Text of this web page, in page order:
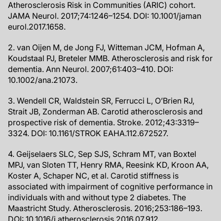
Atherosclerosis Risk in Communities (ARIC) cohort.
JAMA Neurol. 2017;74:1246–1254. DOI: 10.1001/jaman
eurol.2017.1658.
2. van Oijen M, de Jong FJ, Witteman JCM, Hofman A,
Koudstaal PJ, Breteler MMB. Atherosclerosis and risk for
dementia. Ann Neurol. 2007;61:403–410. DOI:
10.1002/ana.21073.
3. Wendell CR, Waldstein SR, Ferrucci L, O’Brien RJ,
Strait JB, Zonderman AB. Carotid atherosclerosis and
prospective risk of dementia. Stroke. 2012;43:3319–
3324. DOI: 10.1161/STROK EAHA.112.672527.
4. Geijselaers SLC, Sep SJS, Schram MT, van Boxtel
MPJ, van Sloten TT, Henry RMA, Reesink KD, Kroon AA,
Koster A, Schaper NC, et al. Carotid stiffness is
associated with impairment of cognitive performance in
individuals with and without type 2 diabetes. The
Maastricht Study. Atherosclerosis. 2016;253:186–193.
DOI: 10.1016/j.atherosclerosis.2016.07.912.